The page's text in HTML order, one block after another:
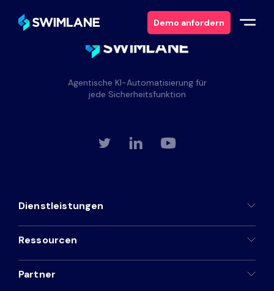
Demo anfordern
Warum Swimlane
Ressourcen
Über
Partner
Agentische KI-Automatisierung für
jede Sicherheitsfunktion
Dienstleistungen
Ressourcen
Partner